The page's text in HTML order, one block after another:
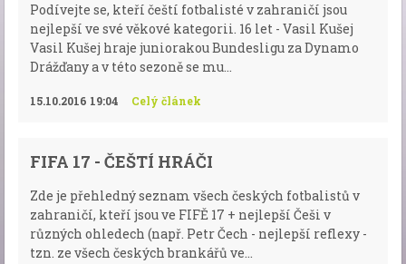
Podívejte se, kteří čeští fotbalisté v zahraničí jsou
nejlepší ve své věkové kategorii. 16 let - Vasil Kušej
Vasil Kušej hraje juniorakou Bundesligu za Dynamo
Drážďany a v této sezoně se mu...
15.10.2016 19:04 Celý článek
FIFA 17 - ČEŠTÍ HRÁČI
Zde je přehledný seznam všech českých fotbalistů v
zahraničí, kteří jsou ve FIFĚ 17 + nejlepší Češi v
různých ohledech (např. Petr Čech - nejlepší reflexy -
tzn. ze všech českých brankářů ve...